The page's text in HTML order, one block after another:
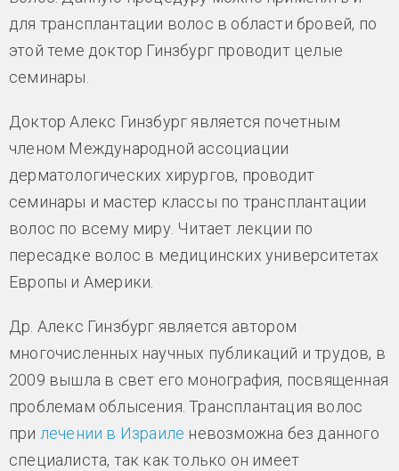
для трансплантации волос в области бровей, по
этой теме доктор Гинзбург проводит целые
семинары.
Доктор Алекс Гинзбург является почетным
членом Международной ассоциации
дерматологических хирургов, проводит
семинары и мастер классы по трансплантации
волос по всему миру. Читает лекции по
пересадке волос в медицинских университетах
Европы и Америки.
Др. Алекс Гинзбург является автором
многочисленных научных публикаций и трудов, в
2009 вышла в свет его монография, посвященная
проблемам облысения. Трансплантация волос
при лечении в Израиле невозможна без данного
специалиста, так как только он имеет